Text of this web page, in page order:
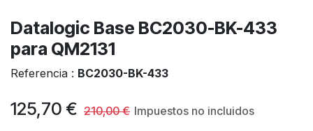
Datalogic Base BC2030-BK-433
para QM2131
Referencia : BC2030-BK-433
125,70 € 210,00€ Impuestos no incluidos